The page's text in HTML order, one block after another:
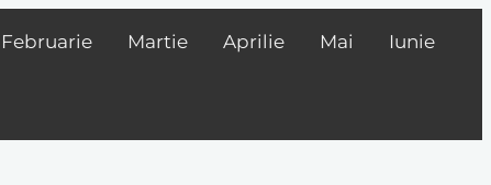
Februarie Martie Aprilie Mai Iunie